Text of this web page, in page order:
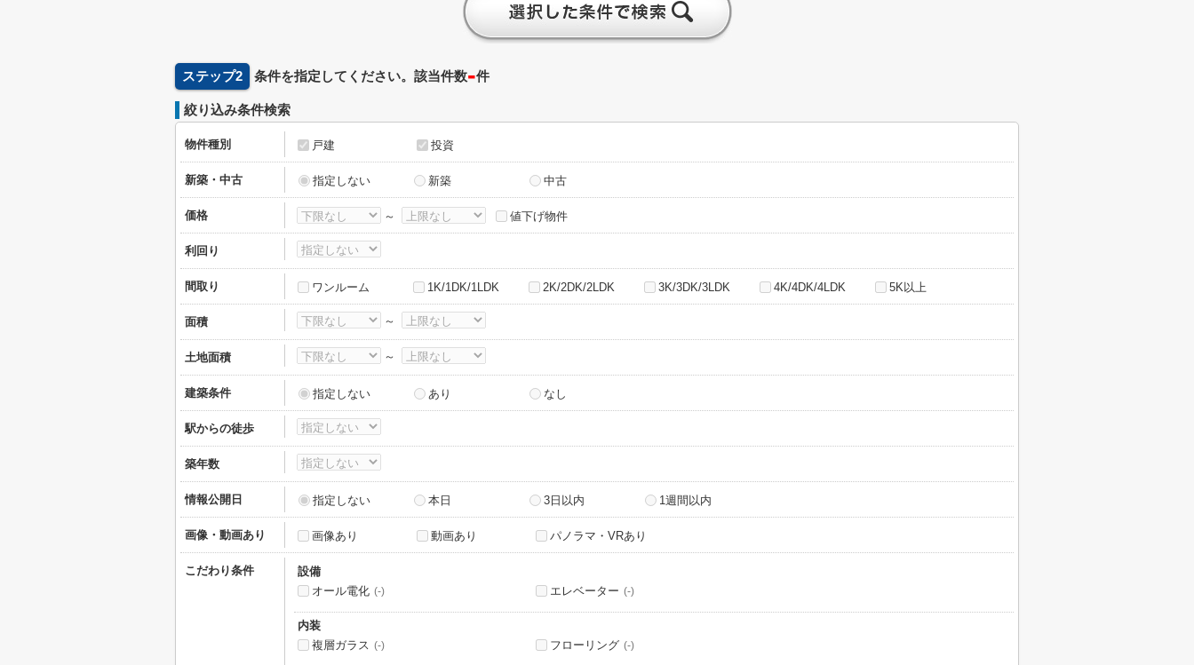
ステップ2 条件を指定してください。該当件数-件
絞り込み条件検索
物件種別 戸建 投資
新築・中古 指定しない 新築 中古
価格 ～ 値下げ物件
利回り
間取り ワンルーム 1K/1DK/1LDK 2K/2DK/2LDK 3K/3DK/3LDK 4K/4DK/4LDK 5K以上
面積 ～
土地面積 ～
建築条件 指定しない あり なし
駅からの徒歩
築年数
情報公開日 指定しない 本日 3日以内 1週間以内
画像・動画あり 画像あり 動画あり パノラマ・VRあり
こだわり条件
設備
オール電化 (-) エレベーター (-)
内装
複層ガラス (-) フローリング (-)